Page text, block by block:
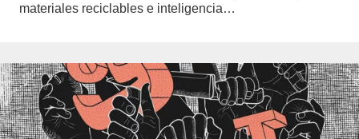
materiales reciclables e inteligencia…